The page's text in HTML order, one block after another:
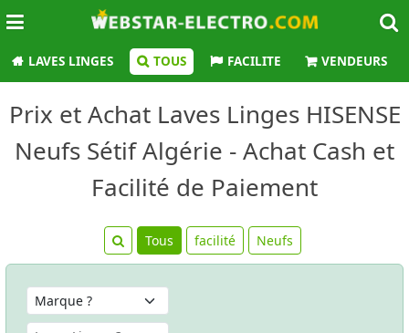
LAVES LINGES TOUS FACILITE VENDEURS
Prix et Achat Laves Linges HISENSE
Neufs Sétif Algérie - Achat Cash et
Facilité de Paiement
Tous facilité Neufs